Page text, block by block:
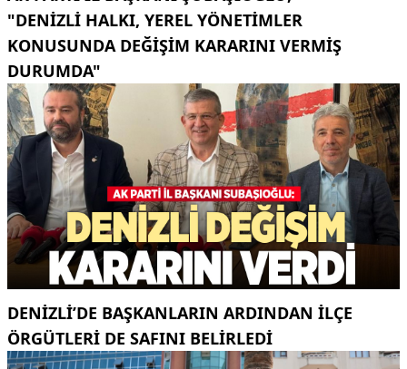
"DENIZLI HALKI, YEREL YÖNETIMLER
KONUSUNDA DEĞIŞIM KARARINI VERMIŞ
DURUMDA"
DENIZLI’DE BAŞKANLARIN ARDINDAN ILÇE
ÖRGÜTLERI DE SAFINI BELIRLEDI